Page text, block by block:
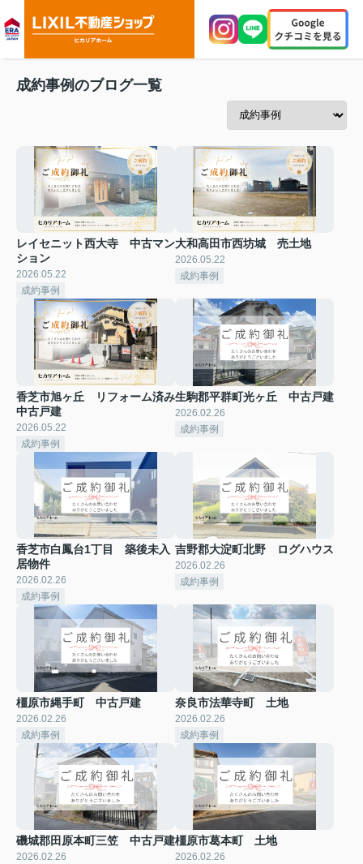
成約事例のブログ一覧
レイセニット西大寺 中古マン
ション
2026.05.22
成約事例
大和高田市西坊城 売土地
2026.05.22
成約事例
香芝市旭ヶ丘 リフォーム済み
中古戸建
2026.05.22
成約事例
生駒郡平群町光ヶ丘 中古戸建
2026.02.26
成約事例
香芝市白鳳台1丁目 築後未入
居物件
2026.02.26
成約事例
吉野郡大淀町北野 ログハウス
2026.02.26
成約事例
橿原市縄手町 中古戸建
2026.02.26
成約事例
奈良市法華寺町 土地
2026.02.26
成約事例
磯城郡田原本町三笠 中古戸建
2026.02.26
橿原市葛本町 土地
2026.02.26